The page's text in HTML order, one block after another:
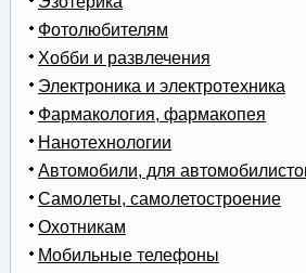
Фотолюбителям
Хобби и развлечения
Электроника и электротехника
Фармакология, фармакопея
Нанотехнологии
Автомобили, для
Самолеты, самолетостроение
Охотникам
Мобильные телефоны